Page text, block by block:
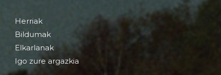
Herriak
Bildumak
Elkarlanak
Igo zure argazkia